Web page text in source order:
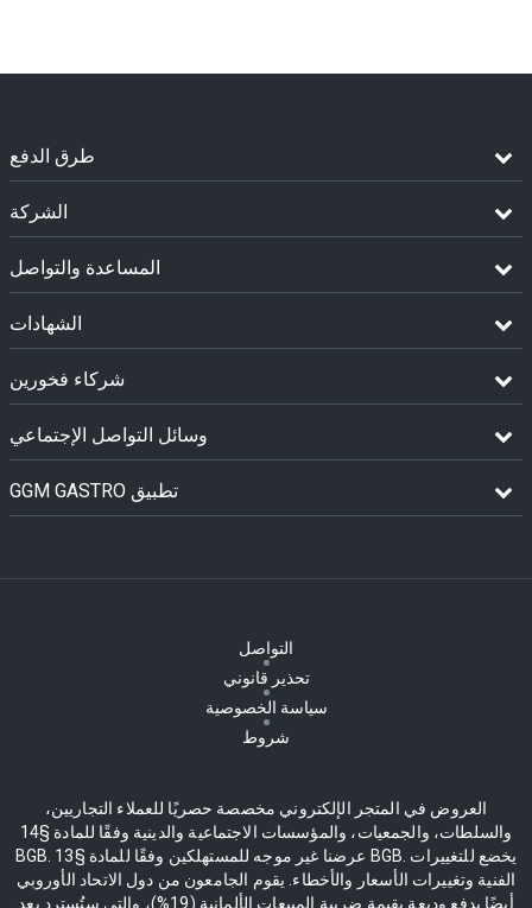
طرق الدفع
الشركة
المساعدة والتواصل
الشهادات
شركاء فخورين
وسائل التواصل الإجتماعي
GGM GASTRO تطبيق
التواصل
تحذير قانوني
سياسة الخصوصية
شروط
العروض في المتجر الإلكتروني مخصصة حصريًا للعملاء التجاريين،
والسلطات، والجمعيات، والمؤسسات الاجتماعية والدينية وفقًا للمادة §14
BGB. عرضنا غير موجه للمستهلكين وفقًا للمادة §13 BGB. يخضع للتغييرات
الفنية وتغييرات الأسعار والأخطاء. يقوم الجامعون من دول الاتحاد الأوروبي
أيضًا بدفع وديعة بقيمة ضريبة المبيعات الألمانية (19%)، والتي ستُسترد بعد